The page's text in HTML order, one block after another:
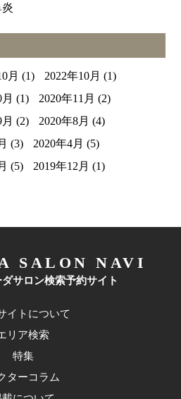
月 (1) 2022年10月 (1)
(1) 2020年11月 (2)
(2) 2020年8月 (4)
(3) 2020年4月 (5)
(5) 2019年12月 (1)
SALON NAVI
サロン検索予約サイト
イトについて
リア検索
特集
ターコラム